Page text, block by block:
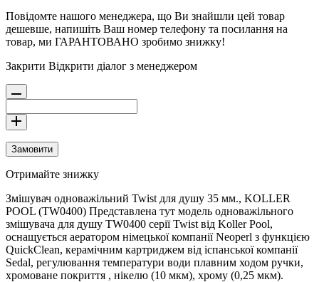
Повідомте нашого менеджера, що Ви знайшли цей товар
дешевше, напишіть Ваш номер телефону та посилання на
товар, ми ГАРАНТОВАНО зробимо знижку!
Закрити Відкрити діалог з менеджером
Замовити
Отримайте знижку
Змішувач одноважільний Twist для душу 35 мм., KOLLER
POOL (TW0400) Представлена тут модель одноважільного
змішувача для душу TW0400 серії Twist від Koller Pool,
оснащується аератором німецької компанії Neoperl з функцією
QuickClean, керамічним картриджем від іспанської компанії
Sedal, регулювання температури води плавним ходом ручки,
хромоване покриття , нікелю (10 мкм), хрому (0,25 мкм).